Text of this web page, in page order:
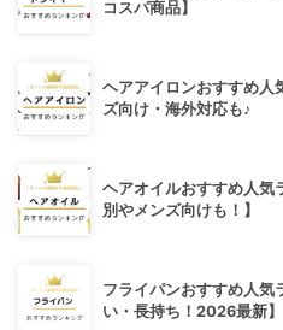
コスパ商品】
ヘアアイロンおすすめ人
ズ向け・海外対応も♪
ヘアオイルおすすめ人気
別やメンズ向けも！】
フライパンおすすめ人気
い・長持ち！2026最新】